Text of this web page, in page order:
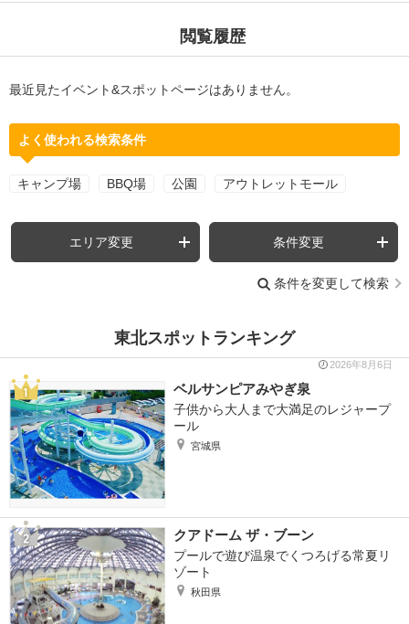
閲覧履歴
最近見たイベント&スポットページはありません。
よく使われる検索条件
キャンプ場 BBQ場 公園 アウトレットモール
エリア変更 条件変更
条件を変更して検索
東北スポットランキング
2026年8月6日
ベルサンピアみやぎ泉
子供から大人まで大満足のレジャープ
ール
宮城県
クアドーム ザ・ブーン
プールで遊び温泉でくつろげる常夏リ
ゾート
秋田県